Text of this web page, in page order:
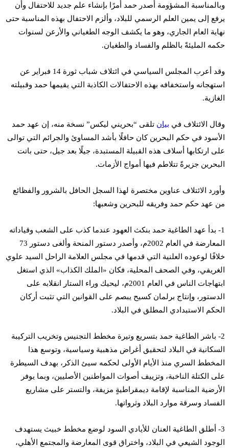
وبالمناسبة المشؤومة أصدر حمد أمرًا بإنشاء علم جديد للاحتفال وأن
يرفع إلى يمين العلم الرسمي للبلاد، وألزم الاحتفال بهذه المناسبة حتى
نهاية العام الجاري، وهو ما يكشف الوجه الطغياني والأرعن لسنوات
حكمه المليئةً بالظلم والفساد والطغيان.
وقد أعرب المجلس السياسي في ائتلاف شباب ثورة 14 فبراير عن
استهجانه واستخفافه بهذه الاحتفالات الكاذبة التي يقيمها حمد وقبيلته
الغازية.
وقال الائتلاف في بيانتلقى “بحريني ليكس” نسخة منه، إن عهد حمد
الأسود في حكم البحرين كان حافلًا بأشد المساوئ والجرائم التي توالى
على ارتكابها أسلاف هذه القبيلة المستبدة، جيلًا بعد جيل، حتى باتت
البحرين جزيرةً تتلاطم فيها أمواج الأزمات.
وأورد الائتلاف عناوين مختصرة لهذا السجل الحافل بالشرور والفظائع
من عهد حكم حمد وفريقه للبحرين وشعبها:
1- بدأ عهد الطاغية حمد بنكث العهود عندما كذب على الشعب وقياداته
المعارضة في العام 2002م، وأصدر دستور المنحة وألغى دستور 73
خلافًا لوعوده العلنية التي قدمها في مجلس العلامة الراحل السيد علوي
الغريفي، وفي الصحف المحلية، فكان «الملك الكذاب» الذي استغل
ابتهاجات الناس في العام 2001م، ليحيك وراء الستار انقلابه على
الدستور، وإنتاج برلمان كسيح يبصم على القوانين التي تثبت أركان
الحكم الاستبدادي المطلق في البلاد.
2- باشر الطاغية حمد بتسريع وتيرة مخطط التجنيس وتخريب التركيبة
السكانية في البلاد لتحقيق أغراض مذهبية وسياسية، وتوسع هذا
المخطط السري منذ الأيام الأولى لحكمه سيئ الذكر، بهدف السيطرة
على الكتلة الناخبة، وتزييف أصوات المواطنين الأصليين، وبما يوفر
الأرضية المناسبة لإقامة ديمقراطيةٍ مزيفة، والتستر على مشاريع
الفساد وسرقة موارد البلاد وثرواتها.
3- أطلق الطاغية العنان للأيادي السود لوضع مخطط خبيث يستهدف
الوجود الشيعي في البلاد، واختراق قوى المعارضة والمجتمع الأهلي،